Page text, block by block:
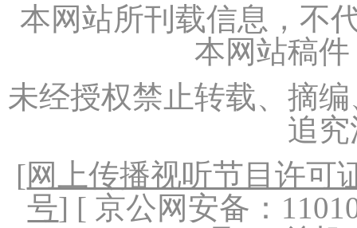
本网站所刊载信息，不
本网站稿
未经授权禁止转载、摘
追
[网上传播视听节目许可
号] [ 京公网安备：